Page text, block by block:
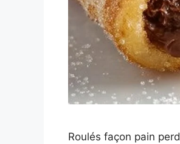
Roulés façon pain